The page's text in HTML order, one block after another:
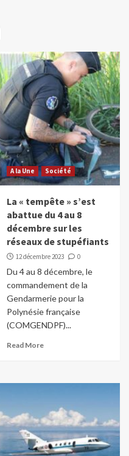
A la Une Société
La « tempête » s’est
abattue du 4 au 8
décembre sur les
réseaux de stupéfiants
12 décembre 2023 0
Du 4 au 8 décembre, le
commandement de la
Gendarmerie pour la
Polynésie française
(COMGENDPF)...
Read More